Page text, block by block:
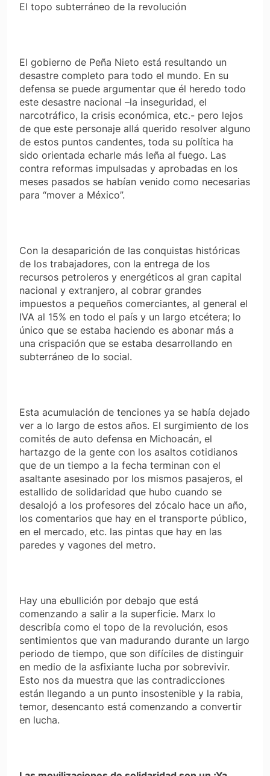
El topo subterráneo de la revolución
El gobierno de Peña Nieto está resultando un
desastre completo para todo el mundo. En su
defensa se puede argumentar que él heredo todo
este desastre nacional –la inseguridad, el
narcotráfico, la crisis económica, etc.- pero lejos
de que este personaje allá querido resolver alguno
de estos puntos candentes, toda su política ha
sido orientada echarle más leña al fuego. Las
contra reformas impulsadas y aprobadas en los
meses pasados se habían venido como necesarias
para “mover a México”.
Con la desaparición de las conquistas históricas
de los trabajadores, con la entrega de los
recursos petroleros y energéticos al gran capital
nacional y extranjero, al cobrar grandes
impuestos a pequeños comerciantes, al general el
IVA al 15% en todo el país y un largo etcétera; lo
único que se estaba haciendo es abonar más a
una crispación que se estaba desarrollando en
subterráneo de lo social.
Esta acumulación de tenciones ya se había dejado
ver a lo largo de estos años. El surgimiento de los
comités de auto defensa en Michoacán, el
hartazgo de la gente con los asaltos cotidianos
que de un tiempo a la fecha terminan con el
asaltante asesinado por los mismos pasajeros, el
estallido de solidaridad que hubo cuando se
desalojó a los profesores del zócalo hace un año,
los comentarios que hay en el transporte público,
en el mercado, etc. las pintas que hay en las
paredes y vagones del metro.
Hay una ebullición por debajo que está
comenzando a salir a la superficie. Marx lo
describía como el topo de la revolución, esos
sentimientos que van madurando durante un largo
periodo de tiempo, que son difíciles de distinguir
en medio de la asfixiante lucha por sobrevivir.
Esto nos da muestra que las contradicciones
están llegando a un punto insostenible y la rabia,
temor, desencanto está comenzando a convertir
en lucha.